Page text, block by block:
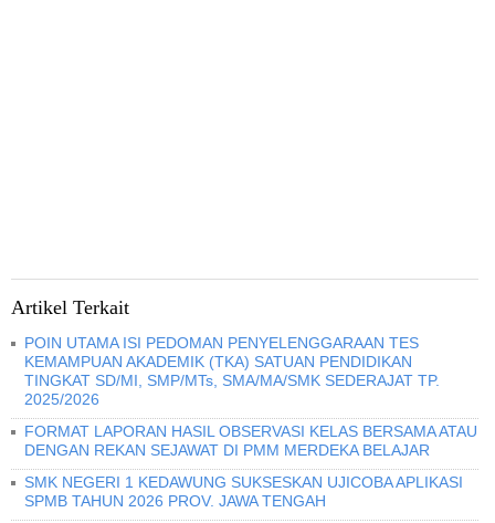
Artikel Terkait
POIN UTAMA ISI PEDOMAN PENYELENGGARAAN TES
KEMAMPUAN AKADEMIK (TKA) SATUAN PENDIDIKAN
TINGKAT SD/MI, SMP/MTs, SMA/MA/SMK SEDERAJAT TP.
2025/2026
FORMAT LAPORAN HASIL OBSERVASI KELAS BERSAMA ATAU
DENGAN REKAN SEJAWAT DI PMM MERDEKA BELAJAR
SMK NEGERI 1 KEDAWUNG SUKSESKAN UJICOBA APLIKASI
SPMB TAHUN 2026 PROV. JAWA TENGAH